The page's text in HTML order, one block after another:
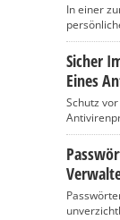
In einer
Sicher
Eines
Schutz